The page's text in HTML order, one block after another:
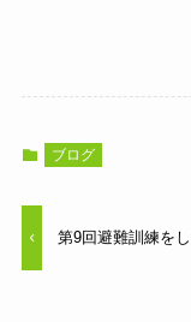
ブログ
第9回避難訓練を